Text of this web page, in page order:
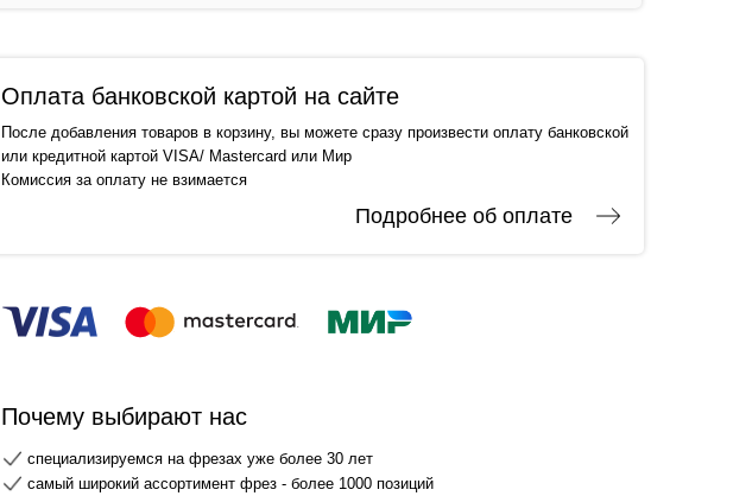
Оплата банковской картой на сайте
После добавления товаров в корзину, вы можете сразу произвести оплату банковской
или кредитной картой VISA/ Mastercard или Мир
Комиссия за оплату не взимается
Подробнее об оплате
Почему выбирают нас
специализируемся на фрезах уже более 30 лет
самый широкий ассортимент фрез - более 1000 позиций